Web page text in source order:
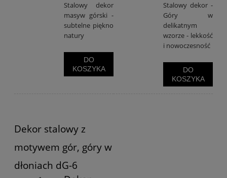
Stalowy dekor
masyw górski -
subtelne piękno
natury
DO
KOSZYKA
Stalowy dekor -
Góry w
delikatnym
wzorze - lekkość
i nowoczesność
DO
KOSZYKA
Dekor stalowy z
motywem gór, góry w
dłoniach dG-6